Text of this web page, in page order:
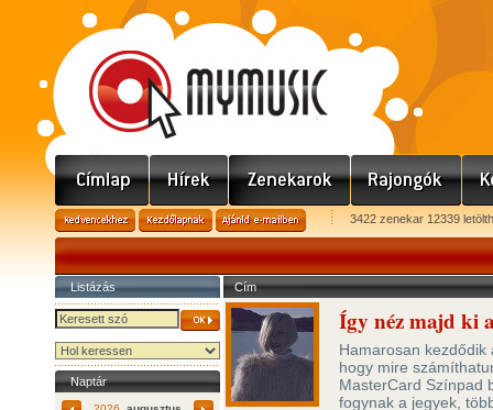
3422 zenekar 12339
Listázás
Naptár
Cím
Így néz majd ki
Hamarosan
hogy mire
MasterCard Színpad
fogynak a jegyek,